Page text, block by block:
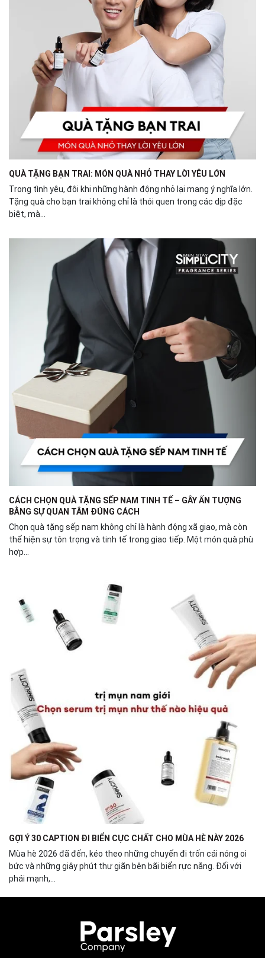
QUÀ TẶNG BẠN TRAI: MÓN QUÀ NHỎ THAY LỜI YÊU LỚN
Trong tình yêu, đôi khi những hành động nhỏ lại mang ý nghĩa lớn.
Tặng quà cho bạn trai không chỉ là thói quen trong các dịp đặc
biệt, mà...
CÁCH CHỌN QUÀ TẶNG SẾP NAM TINH TẾ – GÂY ẤN TƯỢNG
BẰNG SỰ QUAN TÂM ĐÚNG CÁCH
Chọn quà tặng sếp nam không chỉ là hành động xã giao, mà còn
thể hiện sự tôn trọng và tinh tế trong giao tiếp. Một món quà phù
hợp...
GỢI Ý 30 CAPTION ĐI BIỂN CỰC CHẤT CHO MÙA HÈ NÀY 2026
Mùa hè 2026 đã đến, kéo theo những chuyến đi trốn cái nóng oi
bức và những giây phút thư giãn bên bãi biển rực nắng. Đối với
phái mạnh,...